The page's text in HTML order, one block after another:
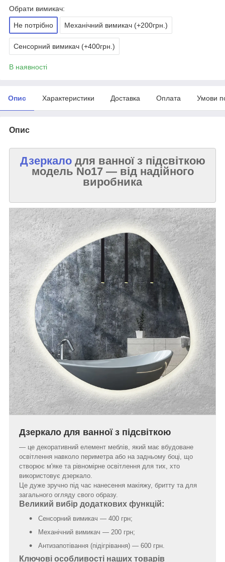
Обрати вимикач:
Не потрібно Механічний вимикач (+200грн.)
Сенсорний вимикач (+400грн.)
В наявності
Опис Характеристики Доставка Оплата Умови
Опис
Дзеркалодля ванної з підсвіткою
модель No17 — від надійного
виробника
Дзеркало для ванної з підсвіткою
— це декоративний елемент меблів, який має вбудоване
освітлення навколо периметра або на задньому боці, що
створює м'яке та рівномірне освітлення для тих, хто
використовує дзеркало.
Це дуже зручно під час нанесення макіяжу, бритту та для
загального огляду свого образу.
Великий вибір додаткових функцій:
Сенсорний вимикач — 400 грн;
Механічний вимикач — 200 грн;
Антизапотівання (підігрівання) — 600 грн.
Ключові особливості наших товарів